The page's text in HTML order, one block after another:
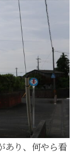
あり、何やら看